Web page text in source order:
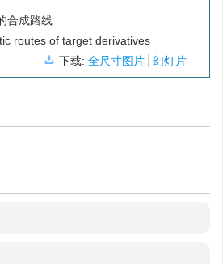
合成路线
routes of target derivatives
下载: 全尺寸图片 幻灯片